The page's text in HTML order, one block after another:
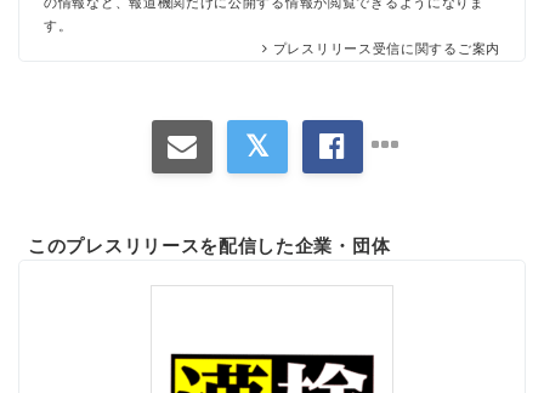
す。
プレスリリース受信に関するご案内
このプレスリリースを配信した企業・団体